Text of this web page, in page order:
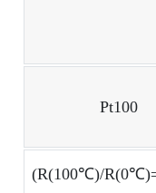
Pt100
(R(100℃)/